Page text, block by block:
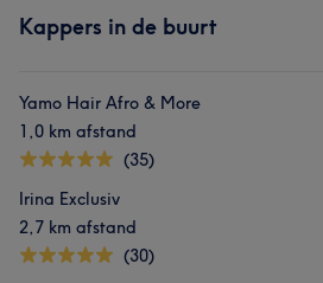
Kappers in de buurt
Yamo Hair Afro & More
1,0 km afstand
(35)
Irina Exclusiv
2,7 km afstand
(30)